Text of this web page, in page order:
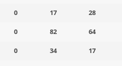
0 17
28
0 82
64
0 34
17